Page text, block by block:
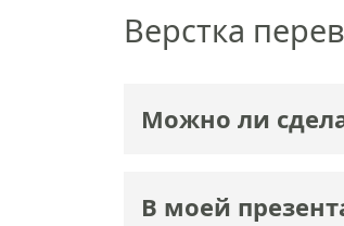
Верстка
Можно ли
В моей